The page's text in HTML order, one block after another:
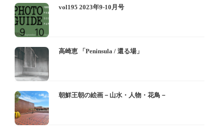
vol195 2023年9-10月号
高崎恵 「Peninsula / 還る場」
朝鮮王朝の絵画－山水・人物・花鳥－